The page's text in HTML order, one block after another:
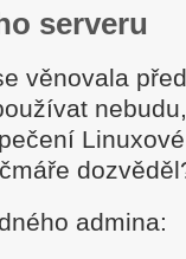
serveru
věnovala
admina: